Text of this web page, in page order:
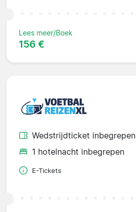
Lees meer/Boek
156 €
Wedstrijdticket inbegrepen
1 hotelnacht inbegrepen
E-Tickets